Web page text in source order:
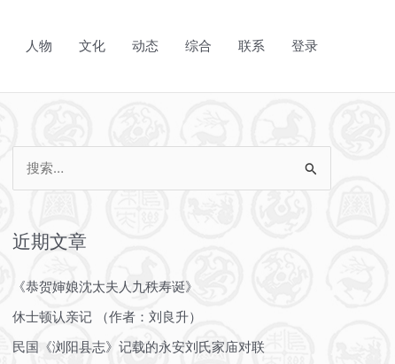
人物 文化 动态 综合 联系 登录
近期文章
《恭贺婶娘沈太夫人九秩寿诞》
休士顿认亲记 （作者：刘良升）
民国《浏阳县志》记载的永安刘氏家庙对联